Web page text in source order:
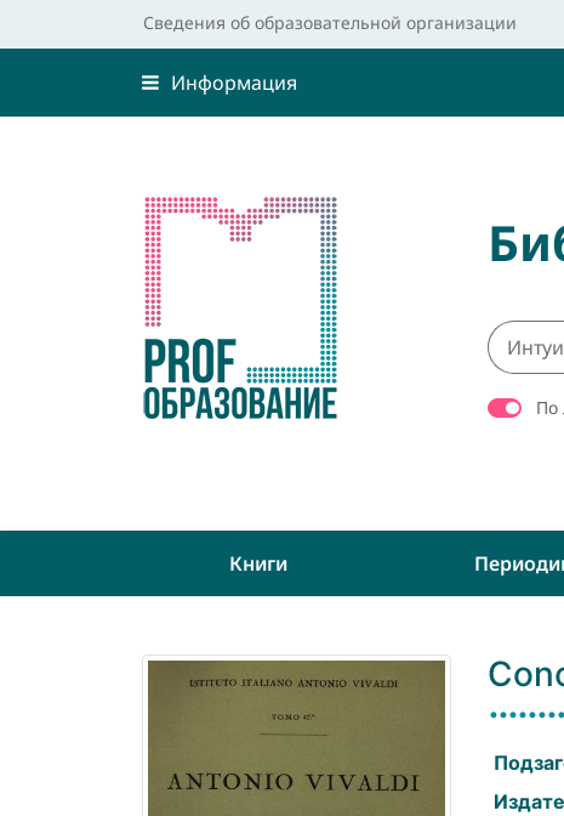
Сведения об образовательной организации
Информация
По
Книги